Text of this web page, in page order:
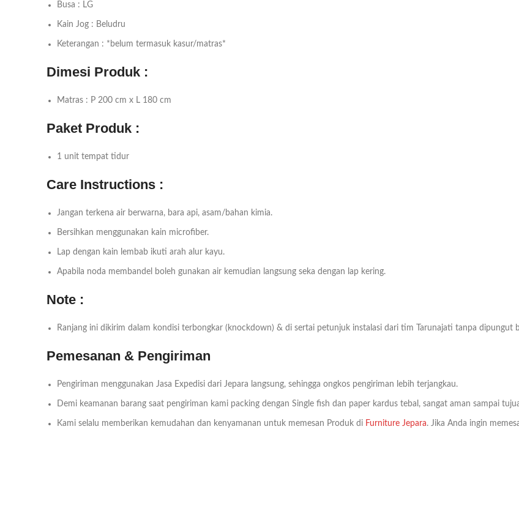
Busa : LG
Kain Jog : Beludru
Keterangan : *belum termasuk kasur/matras*
Dimesi Produk :
Matras : P 200 cm x L 180 cm
Paket Produk :
1 unit tempat tidur
Care Instructions :
Jangan terkena air berwarna, bara api, asam/bahan kimia.
Bersihkan menggunakan kain microfiber.
Lap dengan kain lembab ikuti arah alur kayu.
Apabila noda membandel boleh gunakan air kemudian langsung seka dengan lap kering.
Note :
Ranjang ini dikirim dalam kondisi terbongkar (knockdown) & di sertai petunjuk instalasi dari tim Tarunajati tanpa dipungut
Pemesanan & Pengiriman
Pengiriman menggunakan Jasa Expedisi dari Jepara langsung, sehingga ongkos pengiriman lebih terjangkau.
Demi keamanan barang saat pengiriman kami packing dengan Single fish dan paper kardus tebal, sangat aman sampai
Kami selalu memberikan kemudahan dan kenyamanan untuk memesan Produk di Furniture Jepara. Jika Anda ingin